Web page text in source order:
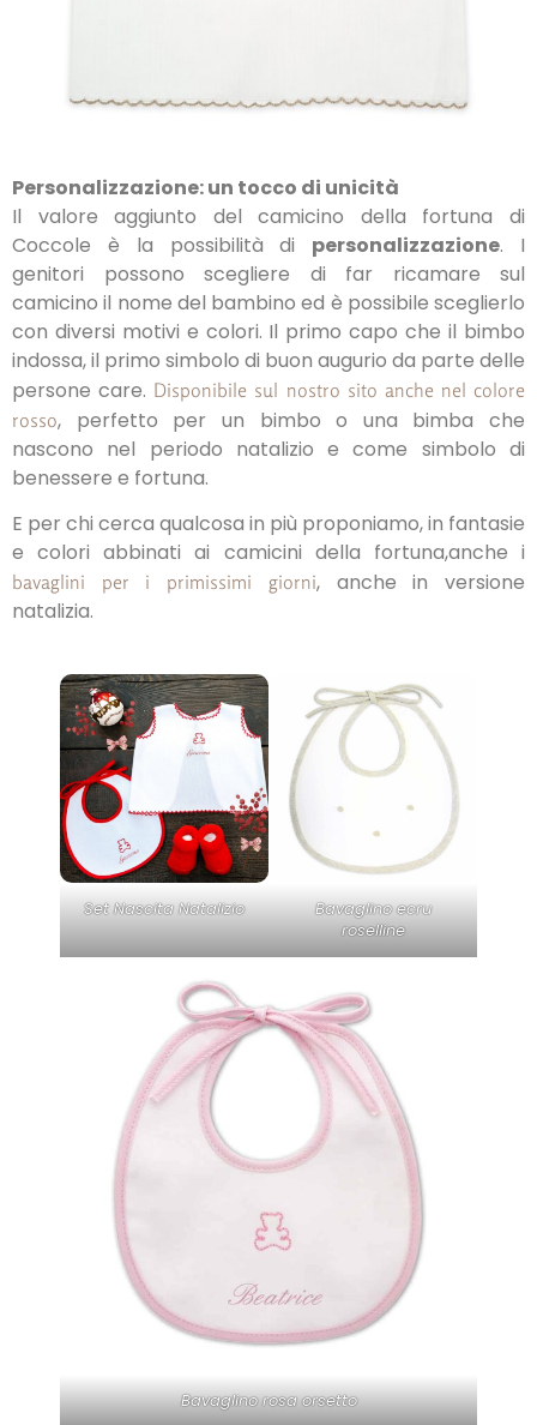
Personalizzazione: un tocco di unicità
Il valore aggiunto del camicino della fortuna di
Coccole è la possibilità di personalizzazione. I
genitori possono scegliere di far ricamare sul
camicino il nome del bambino ed è possibile sceglierlo
con diversi motivi e colori. Il primo capo che il bimbo
indossa, il primo simbolo di buon augurio da parte delle
persone care. Disponibile sul nostro sito anche nel colore
rosso, perfetto per un bimbo o una bimba che
nascono nel periodo natalizio e come simbolo di
benessere e fortuna.
E per chi cerca qualcosa in più proponiamo, in fantasie
e colori abbinati ai camicini della fortuna,anche i
bavaglini per i primissimi giorni, anche in versione
natalizia.
Set Nascita Natalizio
Bavaglino ecru
roselline
Bavaglino rosa orsetto